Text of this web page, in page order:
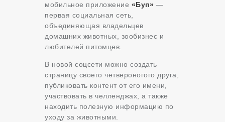
мобильное приложение «Буп» —
первая социальная сеть,
объединяющая владельцев
домашних животных, зообизнес и
любителей питомцев.
В новой соцсети можно создать
страницу своего четвероногого друга,
публиковать контент от его имени,
участвовать в челленджах, а также
находить полезную информацию по
уходу за животными.